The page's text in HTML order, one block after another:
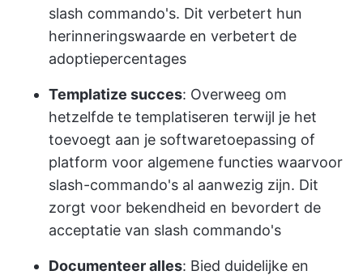
slash commando's. Dit verbetert hun
herinneringswaarde en verbetert de
adoptiepercentages
Templatize succes: Overweeg om
hetzelfde te templatiseren terwijl je het
toevoegt aan je softwaretoepassing of
platform voor algemene functies waarvoor
slash-commando's al aanwezig zijn. Dit
zorgt voor bekendheid en bevordert de
acceptatie van slash commando's
Documenteer alles: Bied duidelijke en